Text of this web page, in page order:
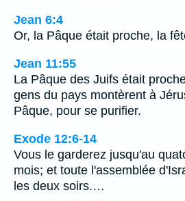
Jean 6:4
Or, la Pâque était proche, la
Jean 11:55
La Pâque des Juifs était
gens du pays montèrent à
Pâque, pour se purifier.
Exode 12:6-14
Vous le garderez jusqu'au
mois; et toute l'assemblée
les deux soirs.…